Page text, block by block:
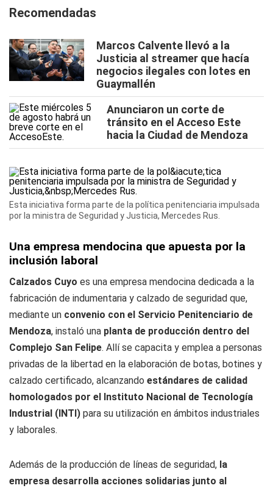
Recomendadas
Marcos Calvente llevó a la
Justicia al streamer que hacía
negocios ilegales con lotes en
Guaymallén
Anunciaron un corte de
tránsito en el Acceso Este
hacia la Ciudad de Mendoza
Esta iniciativa forma parte de la política penitenciaria impulsada
por la ministra de Seguridad y Justicia, Mercedes Rus.
Una empresa mendocina que apuesta por la
inclusión laboral
Calzados Cuyo es una empresa mendocina dedicada a la
fabricación de indumentaria y calzado de seguridad que,
mediante un convenio con el Servicio Penitenciario de
Mendoza, instaló una planta de producción dentro del
Complejo San Felipe. Allí se capacita y emplea a personas
privadas de la libertad en la elaboración de botas, botines y
calzado certificado, alcanzando estándares de calidad
homologados por el Instituto Nacional de Tecnología
Industrial (INTI) para su utilización en ámbitos industriales
y laborales.
Además de la producción de líneas de seguridad, la
empresa desarrolla acciones solidarias junto al